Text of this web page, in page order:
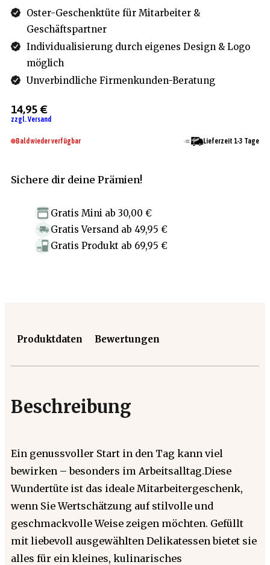
Oster-Geschenktüte für Mitarbeiter &
Geschäftspartner
Individualisierung durch eigenes Design & Logo
möglich
Unverbindliche Firmenkunden-Beratung
14,95 €
zzgl. Versand
Bald wieder verfügbar Lieferzeit 1-3 Tage
Sichere dir deine Prämien!
Gratis Mini ab 30,00 €
Gratis Versand ab 49,95 €
Gratis Produkt ab 69,95 €
Produktdaten Bewertungen
Beschreibung
Ein genussvoller Start in den Tag kann viel
bewirken – besonders im Arbeitsalltag.Diese
Wundertüte ist das ideale Mitarbeitergeschenk,
wenn Sie Wertschätzung auf stilvolle und
geschmackvolle Weise zeigen möchten. Gefüllt
mit liebevoll ausgewählten Delikatessen bietet sie
alles für ein kleines, kulinarisches